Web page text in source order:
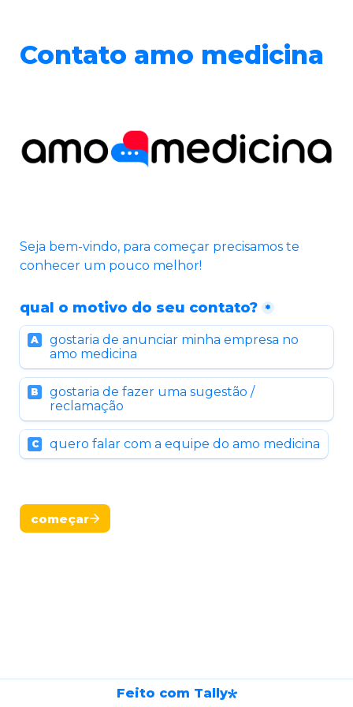
Contato amo medicina
Seja bem-vindo, para começar precisamos te
conhecer um pouco melhor!
qual o motivo do seu contato? *
A
gostaria de anunciar minha empresa no
amo medicina
B
gostaria de fazer uma sugestão /
reclamação
C quero falar com a equipe do amo medicina
começar
Feito com Tally